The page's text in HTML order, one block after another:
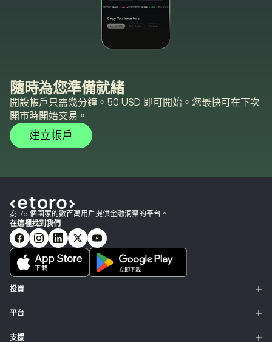
隨時為您準備就緒
開設帳戶只需幾分鐘。50 USD 即可開始。您最快可在下次
開市時開始交易。
建立帳戶
為 75 個國家的數百萬用戶提供金融洞察的平台。
在這裡找到我們
投資
平台
支援